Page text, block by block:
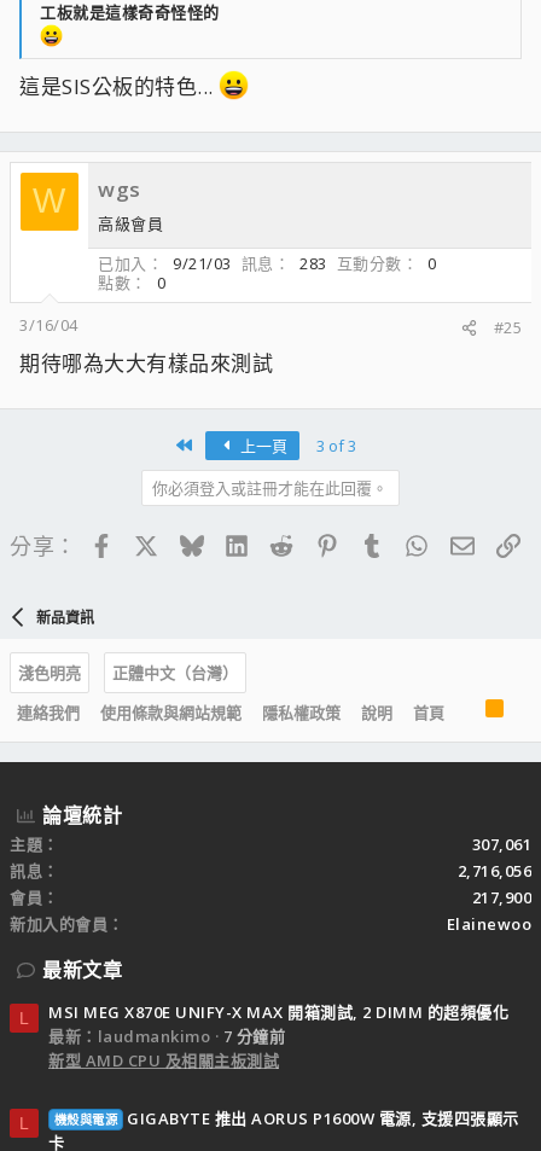
工板就是這樣奇奇怪怪的
這是SIS公板的特色...
W wgs
高級會員
已加入
9/21/03 訊息 283 互動分數
0
點數
0
3/16/04
#25
期待哪為大大有樣品來測試
上一頁
3 of 3
你必須登入或註冊才能在此回覆。
分享： FacebookBlueskyLinkedIn
Reddit PinterestTumblrWhatsApp
電子
新品資訊
淺色明亮
正體中文（台灣）
連絡我們
使用條款與網站規範 隱私權政策 說明 首頁
R
S
S
論壇統計
主題
307,061
訊息
2,716,056
會員
217,900
新加入的會員
Elainewoo
最新文章
L
MSI MEG X870E UNIFY-X MAX 開箱測試, 2 DIMM 的超頻優化
最新：laudmankimo
7 分鐘前
新型 AMD CPU 及相關主板測試
L 機殼與電源
GIGABYTE 推出 AORUS P1600W 電源, 支援四張顯示
卡